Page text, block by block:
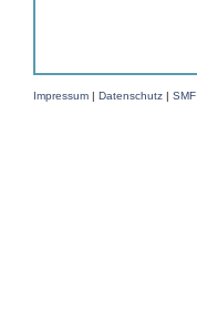
Impressum | Datenschutz |